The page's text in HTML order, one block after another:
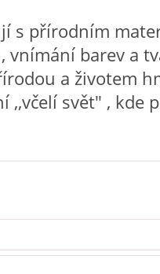
s přírodním
barev a
a životem
,,včelí svět" , kde